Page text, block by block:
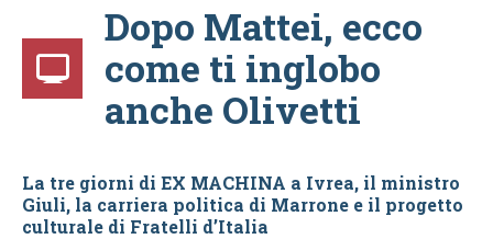
Dopo Mattei, ecco
come ti inglobo
anche Olivetti
La tre giorni di EX MACHINA a Ivrea, il ministro
Giuli, la carriera politica di Marrone e il progetto
culturale di Fratelli d’Italia